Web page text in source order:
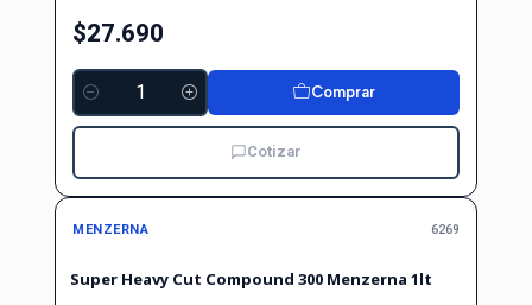
$27.690
Cantidad
Comprar
Cotizar
MENZERNA 6269
Super Heavy Cut Compound 300 Menzerna 1lt